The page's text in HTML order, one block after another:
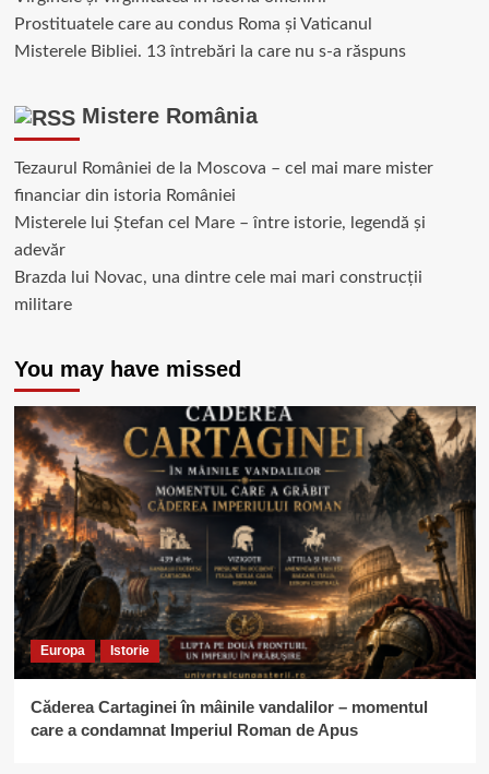
Prostituatele care au condus Roma și Vaticanul
Misterele Bibliei. 13 întrebări la care nu s-a răspuns
Mistere România
Tezaurul României de la Moscova – cel mai mare mister
financiar din istoria României
Misterele lui Ștefan cel Mare – între istorie, legendă și
adevăr
Brazda lui Novac, una dintre cele mai mari construcții
militare
You may have missed
Europa Istorie
Căderea Cartaginei în mâinile vandalilor – momentul
care a condamnat Imperiul Roman de Apus